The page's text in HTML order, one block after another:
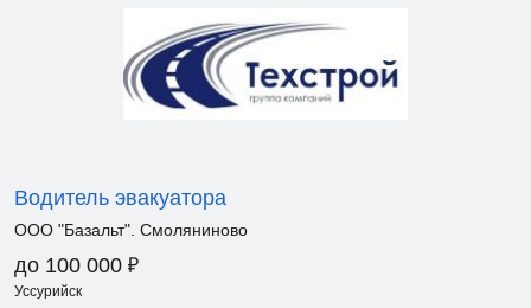
Водитель эвакуатора
ООО "Базальт". Смоляниново
до 100 000 ₽
Уссурийск